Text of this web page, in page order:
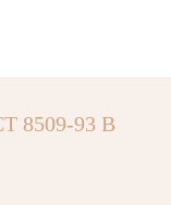
8509-93 В